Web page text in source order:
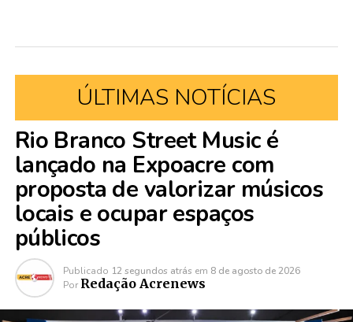
ÚLTIMAS NOTÍCIAS
Rio Branco Street Music é
lançado na Expoacre com
proposta de valorizar músicos
locais e ocupar espaços
públicos
Publicado 12 segundos atrás em 8 de agosto de 2026
Por Redação Acrenews